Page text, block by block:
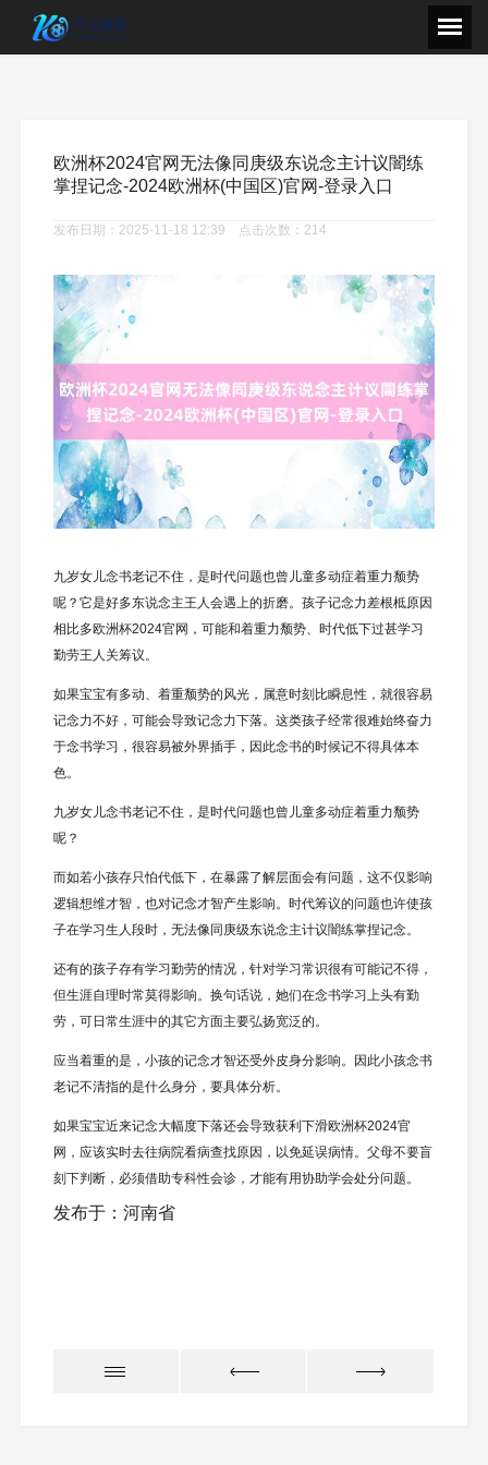
欧洲杯2024官网无法像同庚级东说念主计议闇练
掌捏记念-2024欧洲杯(中国区)官网-登录入口
发布日期：2025-11-18 12:39 点击次数：214
九岁女儿念书老记不住，是时代问题也曾儿童多动症着重力颓势
呢？它是好多东说念主王人会遇上的折磨。孩子记念力差根柢原因
相比多欧洲杯2024官网，可能和着重力颓势、时代低下过甚学习
勤劳王人关筹议。
如果宝宝有多动、着重颓势的风光，属意时刻比瞬息性，就很容易
记念力不好，可能会导致记念力下落。这类孩子经常很难始终奋力
于念书学习，很容易被外界插手，因此念书的时候记不得具体本
色。
九岁女儿念书老记不住，是时代问题也曾儿童多动症着重力颓势
呢？
而如若小孩存只怕代低下，在暴露了解层面会有问题，这不仅影响
逻辑想维才智，也对记念才智产生影响。时代筹议的问题也许使孩
子在学习生人段时，无法像同庚级东说念主计议闇练掌捏记念。
还有的孩子存有学习勤劳的情况，针对学习常识很有可能记不得，
但生涯自理时常莫得影响。换句话说，她们在念书学习上头有勤
劳，可日常生涯中的其它方面主要弘扬宽泛的。
应当着重的是，小孩的记念才智还受外皮身分影响。因此小孩念书
老记不清指的是什么身分，要具体分析。
如果宝宝近来记念大幅度下落还会导致获利下滑欧洲杯2024官
网，应该实时去往病院看病查找原因，以免延误病情。父母不要盲
刻下判断，必须借助专科性会诊，才能有用协助学会处分问题。
发布于：河南省